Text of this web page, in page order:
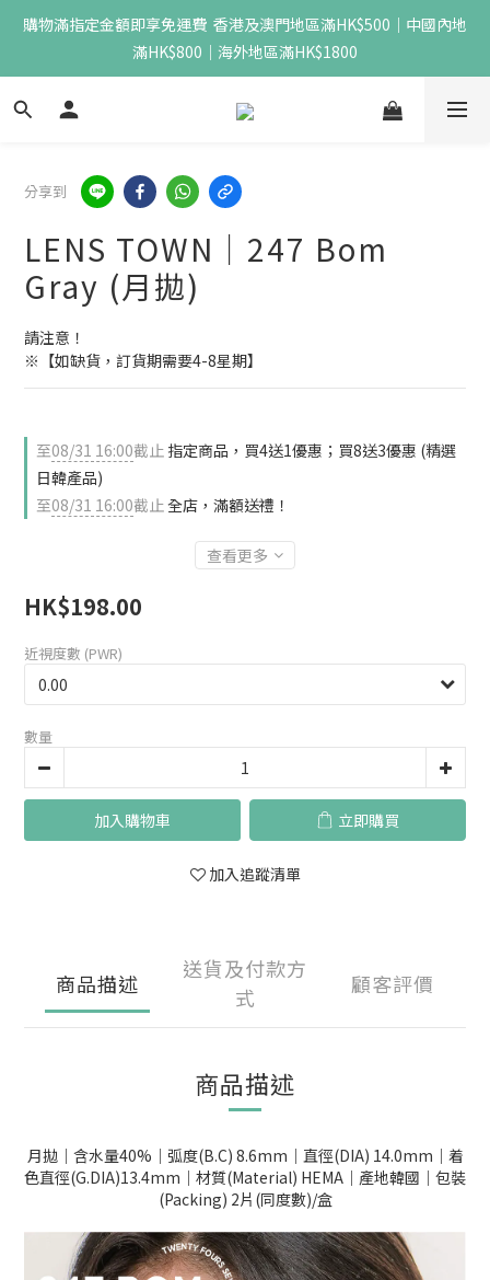
購物滿指定金額即享免運費  香港及澳門地區滿HK$500｜中國內地
滿HK$800｜海外地區滿HK$1800
分享到
LENS TOWN｜247 Bom
Gray (月拋)
請注意！
※【如缺貨，訂貨期需要4-8星期】
至08/31 16:00截止 指定商品，買4送1優惠；買8送3優惠 (精選
日韓產品)
至08/31 16:00截止全店，滿額送禮！
查看更多
HK$198.00
近視度數 (PWR)
數量
加入購物車 立即購買
加入追蹤清單
商品描述
送貨及付款方
式
顧客評價
商品描述
月拋｜含水量40%｜弧度(B.C) 8.6mm｜直徑(DIA) 14.0mm｜着
色直徑(G.DIA)13.4mm｜材質(Material) HEMA｜產地韓國｜包裝
(Packing) 2片(同度數)/盒